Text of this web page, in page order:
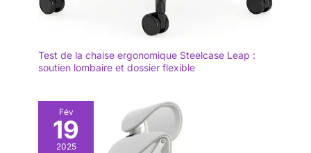
Test de la chaise ergonomique Steelcase Leap :
soutien lombaire et dossier flexible
Fév
19
2025